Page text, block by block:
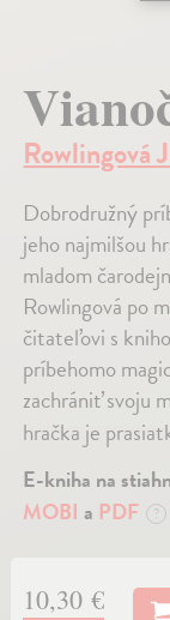
Rowlingová
Dobrodružný
jeho najmilšou
mladom
Rowlingová po
čitateľovi s
príbehomo
zachrániť svoju
hračka je
E-kniha na
MOBI a PDF ?
10,30 €